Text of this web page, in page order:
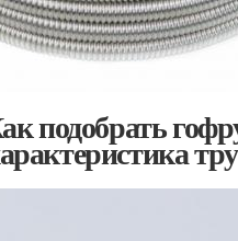
подобрать